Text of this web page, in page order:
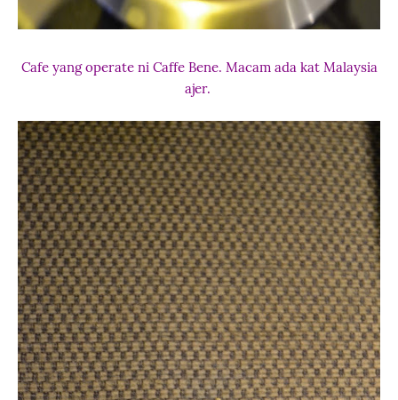
Cafe yang operate ni Caffe Bene. Macam ada kat Malaysia
ajer.